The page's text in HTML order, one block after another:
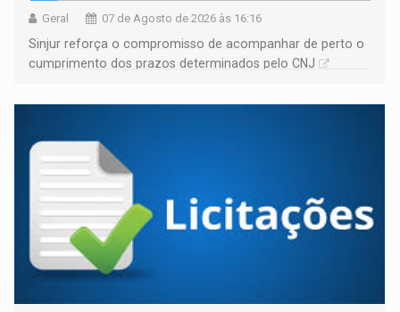
Geral 07 de Agosto de 2026 às 16:16
Sinjur reforça o compromisso de acompanhar de perto o
cumprimento dos prazos determinados pelo CNJ